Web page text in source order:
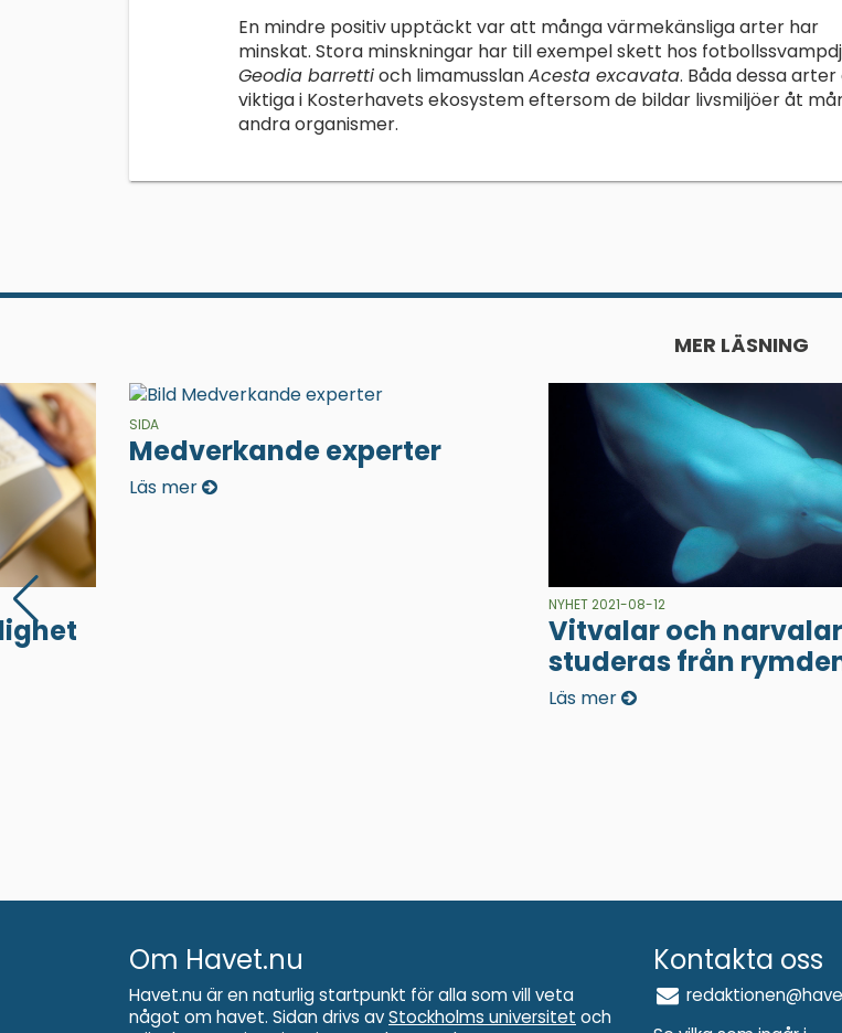
En mindre positiv upptäckt var att många värmekänsliga arter har
minskat. Stora minskningar har till exempel skett hos
Geodia barrettioch limamusslanAcesta excavata. Båda dessa arter
viktiga i Kosterhavets ekosystem eftersom de bildar livsmiljöer åt
andra organismer.
MER LÄSNING
SIDA
Medverkande experter
Läs mer
NYHET 2021-08-12
Vitvalar och narvalar
studeras från
Läs mer
Om Havet.nu
Havet.nu är en naturlig startpunkt för alla som vill veta
något om havet. Sidan drivs avStockholms universitet och
Kontakta oss